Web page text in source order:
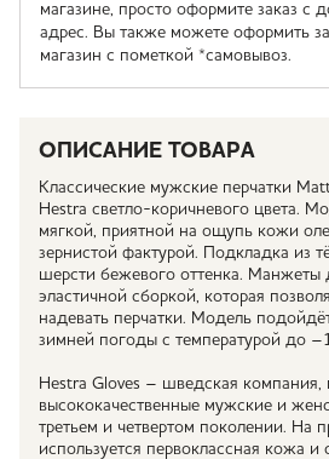
магазине, просто оформите заказ с
адрес. Вы также можете оформить
магазин с пометкой *самовывоз.
ОПИСАНИЕ ТОВАРА
Классические мужские перчатки
Hestra светло-коричневого цвета.
мягкой, приятной на ощупь кожи
зернистой фактурой. Подкладка из
шерсти бежевого оттенка. Манжеты
эластичной сборкой, которая
надевать перчатки. Модель
зимней погоды с температурой до
Hestra Gloves – шведская компания,
высококачественные мужские и
третьем и четвертом поколении. На
используется первоклассная кожа и